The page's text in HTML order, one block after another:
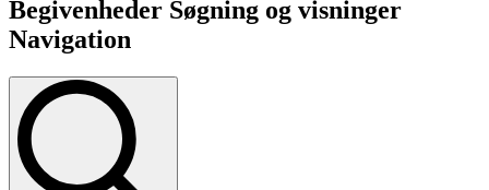
Begivenheder Søgning og visninger
Navigation